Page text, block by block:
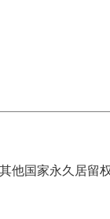
他国家永久居留权